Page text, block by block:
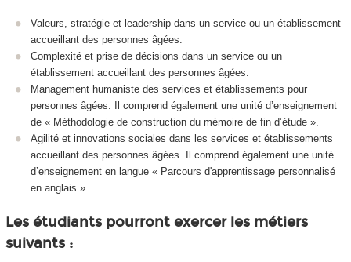
Valeurs, stratégie et leadership dans un service ou un établissement
accueillant des personnes âgées.
Complexité et prise de décisions dans un service ou un
établissement accueillant des personnes âgées.
Management humaniste des services et établissements pour
personnes âgées. Il comprend également une unité d’enseignement
de « Méthodologie de construction du mémoire de fin d’étude ».
Agilité et innovations sociales dans les services et établissements
accueillant des personnes âgées. Il comprend également une unité
d’enseignement en langue « Parcours d'apprentissage personnalisé
en anglais ».
Les étudiants pourront exercer les métiers
suivants :